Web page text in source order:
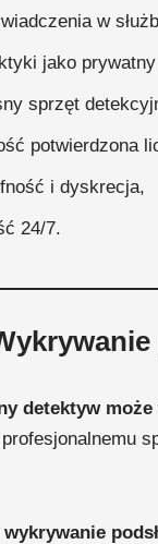
w
jako
sprzęt
potwierdzona
i dyskrecja,
24/7.
detektyw